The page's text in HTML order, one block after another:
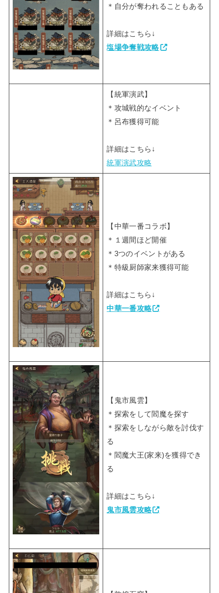
＊自分が奪われることもある
詳細はこちら↓
塩場争奪戦攻略
【統軍演武】
＊攻城戦的なイベント
＊呂布獲得可能
詳細はこちら↓
統軍演武攻略
【中華一番コラボ】
＊１週間ほど開催
＊3つのイベントがある
＊特級厨師家来獲得可能
詳細はこちら↓
中華一番攻略
【鬼市風雲】
＊探索をして閻魔を探す
＊探索をしながら敵を討伐す
る
＊閻魔大王(家来)を獲得でき
る
詳細はこちら↓
鬼市風雲攻略